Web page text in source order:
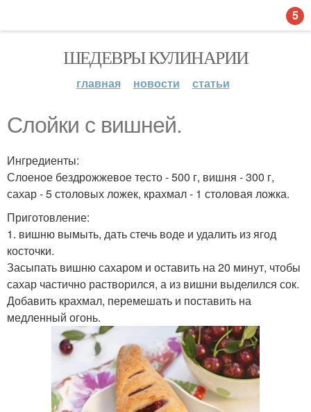
ШЕДЕВРЫ КУЛИНАРИИ
главная новости статьи
Слойки с вишней.
Ингредиенты:
Слоеное бездрожжевое тесто - 500 г, вишня - 300 г,
сахар - 5 столовых ложек, крахмал - 1 столовая ложка.
Приготовление:
1. вишню вымыть, дать стечь воде и удалить из ягод
косточки.
Засыпать вишню сахаром и оставить на 20 минут, чтобы
сахар частично растворился, а из вишни выделился сок.
Добавить крахмал, перемешать и поставить на
медленный огонь.
5